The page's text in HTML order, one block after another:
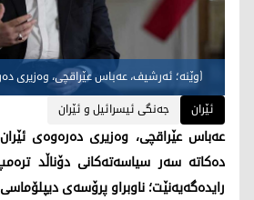
(وێنە؛ ئەرشیف، عەباس عێراقچی، وەزیری
ئێران
جەنگی ئیسرائیل و ئێران
عەباس عێراقچی، وەزیری دەرەوەی
دەکاتە سەر سیاسەتەکانی دۆناڵد
رایدەگەیەنێت؛ ناوبراو پرۆسەی